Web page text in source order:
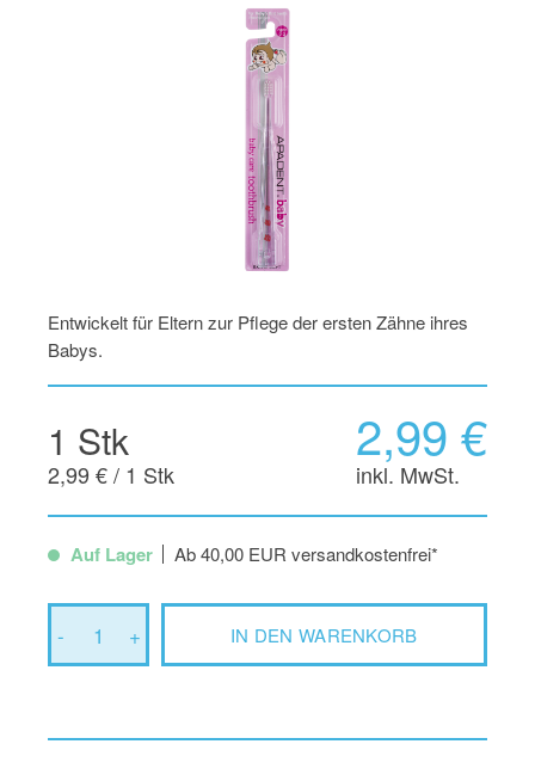
Entwickelt für Eltern zur Pflege der ersten Zähne ihres
Babys.
1 Stk
2,99 € / 1 Stk
2,99 €
inkl. MwSt.
Auf Lager Ab 40,00 EUR versandkostenfrei*
- 1 + IN DEN WARENKORB